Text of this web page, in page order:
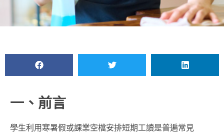
一、前言
學生利用寒暑假或課業空檔安排短期工讀是普遍常見